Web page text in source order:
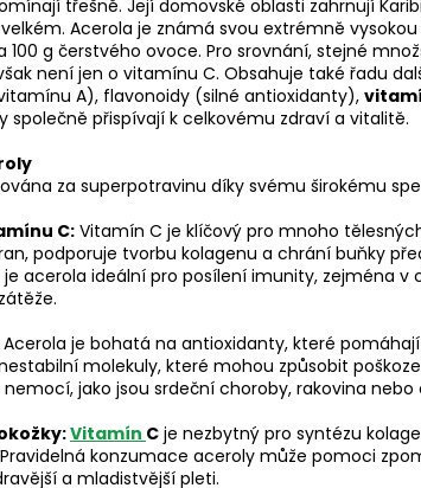
třešně. Její domovské oblasti zahrnují
velkém. Acerola je známá svou extrémně
100 g čerstvého ovoce. Pro srovnání, stejné
není jen o vitamínu C. Obsahuje také řadu
A), flavonoidy (silné antioxidanty),
společně přispívají k celkovému zdraví a vitalitě.
za superpotravinu díky svému širokému
C: Vitamín C je klíčový pro mnoho
podporuje tvorbu kolagenu a chrání buňky
acerola ideální pro posílení imunity, zejména
Acerola je bohatá na antioxidanty, které
molekuly, které mohou způsobit
jako jsou srdeční choroby, rakovina nebo
Vitamín C je nezbytný pro syntézu
konzumace aceroly může pomoci
a mladistvější pleti.